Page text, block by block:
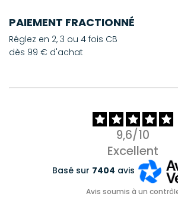
PAIEMENT FRACTIONNÉ
Réglez en 2, 3 ou 4 fois CB
dès 99 € d'achat
9,6/10
Excellent
Basé sur 7404 avis
Avis soumis à un